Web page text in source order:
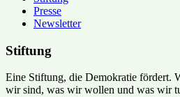
Presse
Newsletter
Stiftung
Eine Stiftung, die Demokratie fördert.
wir sind, was wir wollen und was wir